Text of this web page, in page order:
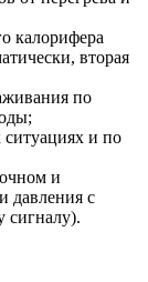
калорифера
вторая
по
и по
и
давления с
сигналу).